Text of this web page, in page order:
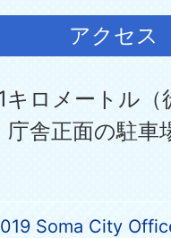
アクセス
キロメートル
舎正面の駐車
Soma City